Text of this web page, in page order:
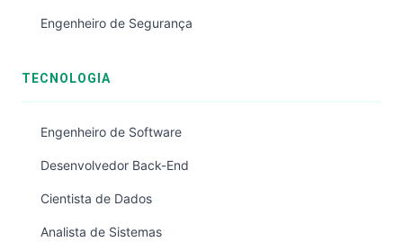
Engenheiro de Segurança
TECNOLOGIA
Engenheiro de Software
Desenvolvedor Back-End
Cientista de Dados
Analista de Sistemas